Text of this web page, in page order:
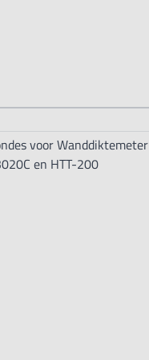
tab key. You can skip